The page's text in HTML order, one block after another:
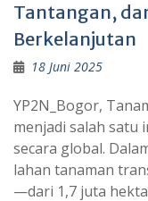
Tantangan,
Berkelanjutan
18 Juni 2025
YP2N_Bogor,
menjadi salah satu
secara global.
lahan tanaman
—dari 1,7 juta